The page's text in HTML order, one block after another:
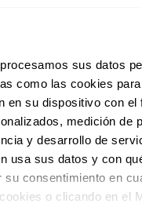
procesamos sus datos
como las cookies para
en su dispositivo con el
medición de
y desarrollo de
usa sus datos y con
consentimiento en
o clicando en el
centenares de
del centro de